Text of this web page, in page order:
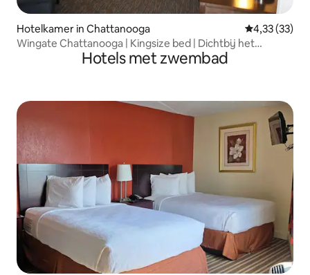
Hotelkamer in Chattanooga Gemiddelde
4,33 (33)
Wingate Chattanooga | Kingsize bed | Dichtbij het
Hotels met zwembad